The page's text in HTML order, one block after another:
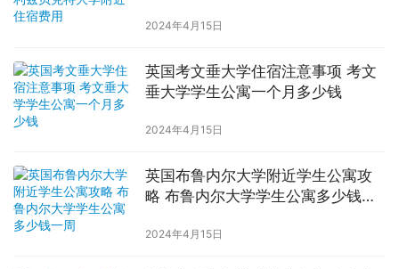
2024年4月15日
英国考文垂大学住宿注意事项 考文
垂大学学生公寓一个月多少钱
2024年4月15日
英国布鲁内尔大学附近学生公寓攻
略 布鲁内尔大学学生公寓多少钱一
2024年4月15日